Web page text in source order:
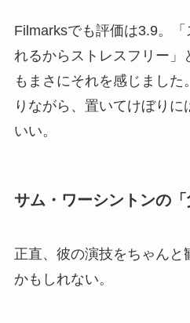
Filmarksでも評価は3.9。「
れるからストレスフリー」
もまさにそれを感じまし
りながら、置いてけぼり
いい。
サム・ワーシントンの
正直、彼の演技をちゃんと
かもしれない。